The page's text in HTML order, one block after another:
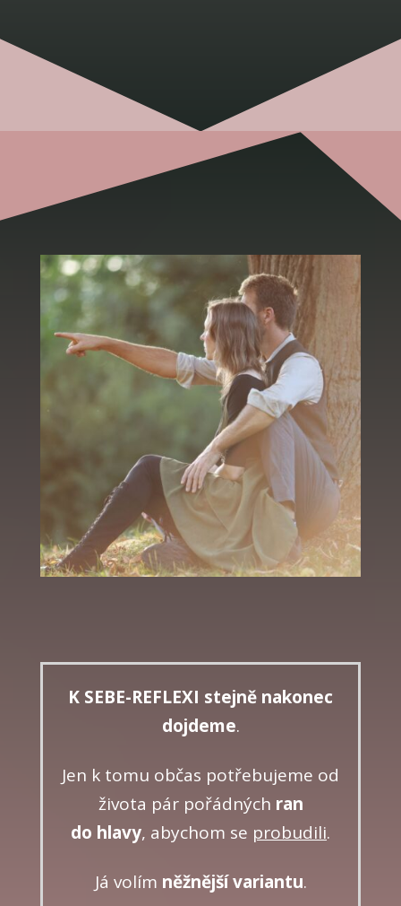
K SEBE-REFLEXI stejně nakonec
dojdeme.
Jen k tomu občas potřebujeme od
života pár pořádných ran
do hlavy, abychom se probudili.
Já volím něžnější variantu.